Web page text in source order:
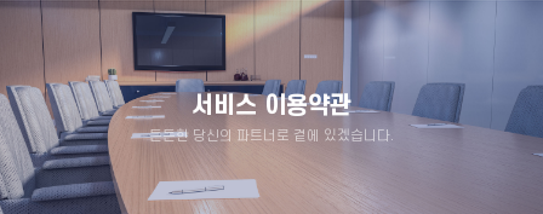
서비스 이용약관
든든한 당신의 파트너로 곁에 있겠습니다.